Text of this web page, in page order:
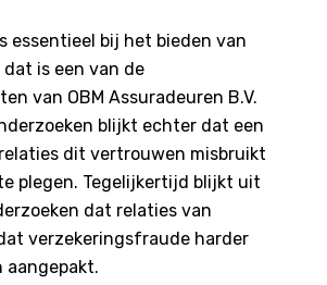
essentieel bij het bieden van
is een van de
van OBM Assuradeuren B.V.
blijkt echter dat een
dit vertrouwen misbruikt
plegen. Tegelijkertijd blijkt uit
dat relaties van
verzekeringsfraude harder
aangepakt.